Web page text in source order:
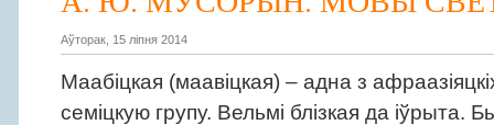
Аўторак, 15 ліпня 2014
Маабіцкая (маавіцкая) – адна з
семіцкую групу. Вельмі блізкая да іўрыта.